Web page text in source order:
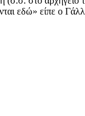
εδώ» είπε ο